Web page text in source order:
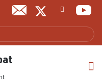
langue